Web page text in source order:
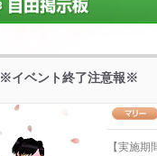
※イベント終了注意報※
【実施期